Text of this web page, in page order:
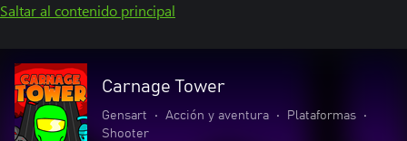
Saltar al contenido principal
Carnage Tower
Gensart • Acción y aventura • Plataformas
•
Shooter